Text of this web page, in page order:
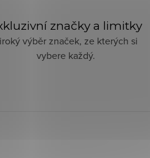
značky a limitky
výběr značek, ze kterých si
vybere každý.